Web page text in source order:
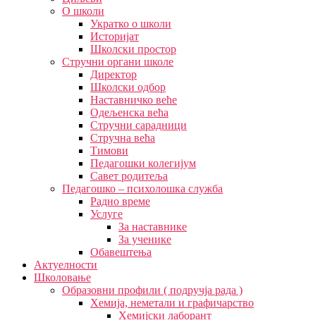
О школи
Укратко о школи
Историјат
Школски простор
Стручни органи школе
Директор
Школски одбор
Наставничко веће
Одељенска већа
Стручни сарадници
Стручна већа
Тимови
Педагошки колегијум
Савет родитеља
Педагошко – психолошка служба
Радно време
Услуге
За наставнике
За ученике
Обавештења
Актуелности
Школовање
Образовни профили ( подручја рада )
Хемија, неметали и графичарство
Хемијски лаборант